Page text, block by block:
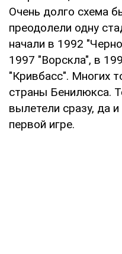
Очень долго схема
преодолели одну
начали в 1992
1997 "Ворскла", в
"Кривбасс". Многих
страны Бенилюкса.
вылетели сразу, да
первой игре.